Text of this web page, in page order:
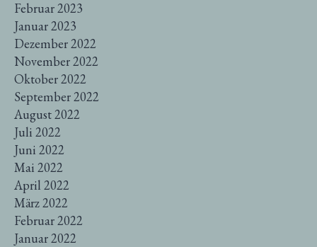
Februar 2023
Januar 2023
Dezember 2022
November 2022
Oktober 2022
September 2022
August 2022
Juli 2022
Juni 2022
Mai 2022
April 2022
März 2022
Februar 2022
Januar 2022